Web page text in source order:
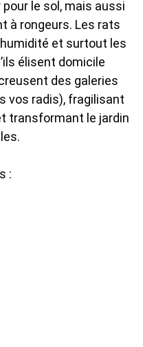
le sol, mais aussi
à rongeurs. Les rats
et surtout les
élisent domicile
des galeries
vos radis), fragilisant
transformant le jardin
: